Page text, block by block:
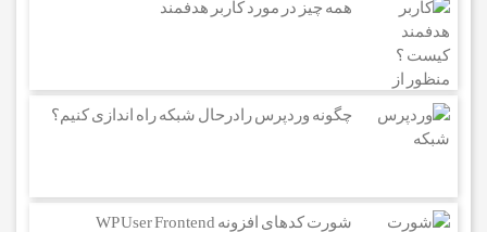
همه چیز در مورد کاربر هدفمند
چگونه وردپرس رادرحال شبکه راه اندازی کنیم؟
شورت کدهای افزونه WP User Frontend